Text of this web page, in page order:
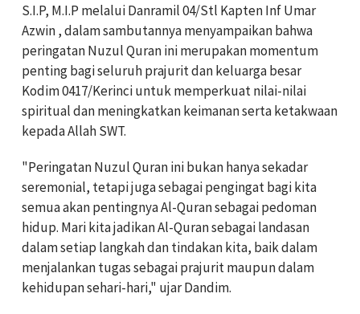
S.I.P, M.I.P melalui Danramil 04/Stl Kapten Inf Umar
Azwin , dalam sambutannya menyampaikan bahwa
peringatan Nuzul Quran ini merupakan momentum
penting bagi seluruh prajurit dan keluarga besar
Kodim 0417/Kerinci untuk memperkuat nilai-nilai
spiritual dan meningkatkan keimanan serta ketakwaan
kepada Allah SWT.
"Peringatan Nuzul Quran ini bukan hanya sekadar
seremonial, tetapi juga sebagai pengingat bagi kita
semua akan pentingnya Al-Quran sebagai pedoman
hidup. Mari kita jadikan Al-Quran sebagai landasan
dalam setiap langkah dan tindakan kita, baik dalam
menjalankan tugas sebagai prajurit maupun dalam
kehidupan sehari-hari," ujar Dandim.